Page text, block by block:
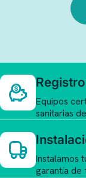
Registro
Equipos
sanitarias
Instalamos
garantía de